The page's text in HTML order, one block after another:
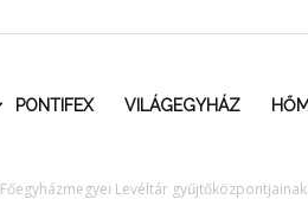
PONTIFEX VILÁGEGYHÁZ
Levéltár